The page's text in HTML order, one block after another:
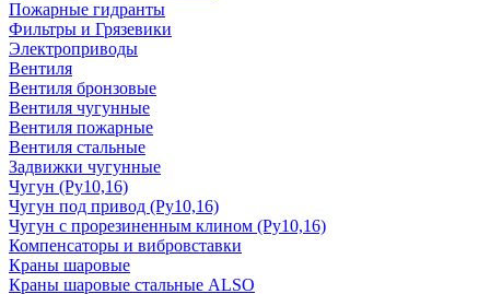
Пожарные гидранты
Фильтры и Грязевики
Электроприводы
Вентиля
Вентиля бронзовые
Вентиля чугунные
Вентиля пожарные
Вентиля стальные
Задвижки чугунные
Чугун (Ру10,16)
Чугун под привод (Ру10,16)
Чугун с прорезиненным клином (Ру10,16)
Компенсаторы и вибровставки
Краны шаровые
Краны шаровые стальные ALSO